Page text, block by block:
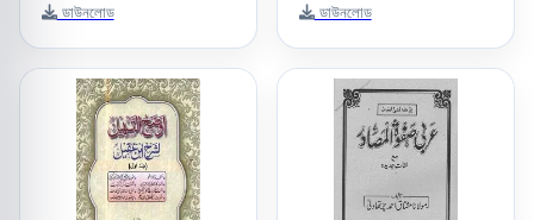
ডাউনলোড ডাউনলোড